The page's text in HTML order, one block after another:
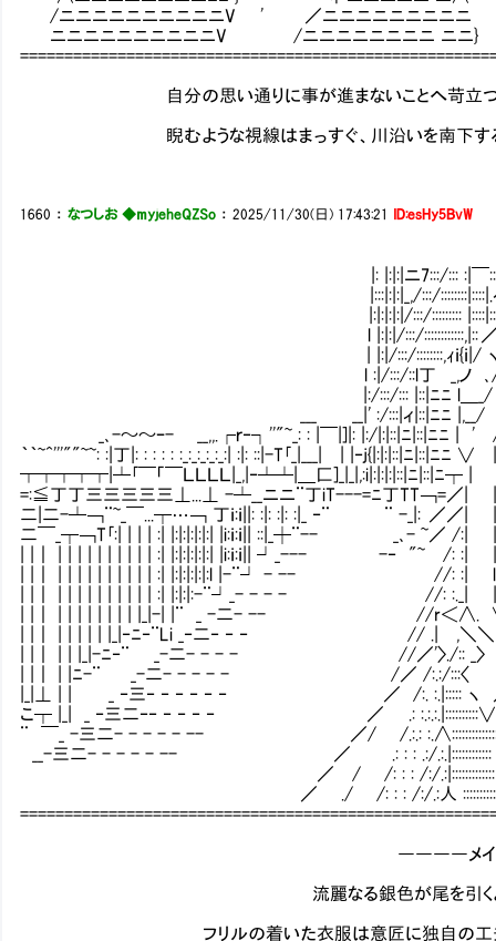
/ニニニニニニニニニニV ' ／ニニニニニニニニニ
ニニニニニニニニニニV /ニニニニニニニニ ニニ}
自分の思い通りに事が進まないことへ苛立つフェイ
睨むような視線はまっすぐ、川沿いを南下する。ゆ
1660 ：なつしお ◆myjeheQZSo ：2025/11/30(日) 17:43:21 ID:esHy5BvW
|: |:|:|ニ7:::/::: :|￣::|:／ニニニニ
|:::|:|:|_,/:::/::::::::|::::|.ｲ _､-～''l"~
|:|:|:|:|/:::/::::::::: |::::|:: ／ ＼ 〉
l |:|:|/:::/::::::::::::,|:: ／ ＞ "~ ／
| |:|/:::/::::::::,ｨｉ{ｉ|/ ヽ/ ／
l :|/:::/::l丁 _,ノ ､/ /／ ./
|:/:::/::: |::|ﾆﾆ l＿_/ / ,/
___ __|' :/:::|ィ|::|ﾆﾆ |,__/ /
_､-～～ｰ- __,,.┌ｒ‐┐''"~_: : |￣|]|: |:/|:|::|ﾆ|::|ﾆﾆ | '
｀｀~^'''""~~: :|丁|: : : : : :_:_:_:_:_:| :|: ::|-T｢_|___| |
┯┯┯┯┯|┴｢￣「￣ＬＬＬＬ|_,|‐┴┴|＿匚
=:≦丁丁三三三三三⊥...⊥ -┴__ニニ¨丁iT---=ﾆ丁TT￢=
二|二-┴￢¨~_￣...┬…￢ 丁ｉ:ｉ||: :|: :|: :|_
二￣_┬￢T｢:| | | | :| |:|:|:|:|:| |i:ｉ:ｉ|| ::|_┼¨-- _､- ~
| |｜ | | | | | | | | | | :| |:|:|:|:|:| |i:ｉ:ｉ|| ┘_--- -‐
| |｜ | | | | | | | | | | :| |:|:|:|:|:l |-¨┘ - -- //: :| l､
| |｜ | | | | | | | | | | :| |:|:|:-¨┘_- - - - //: :._| | ＼
| |｜ | | | | | | | | |_|-| |¨ _ -二- -- //r＜∧. ∨ｰ
| |｜ | | | | | |_|‐ﾆ‐¨Li _‐二‐ ‐ ‐ // .| ,＼
| |｜ | | |_|-ﾆ‐¨ _-二- - - - //／'〉./:: _〉
| |｜ | |ﾆ-¨ _-二- - - - - /／ /:.:/:::〈
|_|⊥ | | _ ‐三‐ ‐ ‐ ‐ ‐ ‐ ／ /:. :.|::::: ヽ ／
こ┬ |_| _ ‐三二‐‐ ‐ ‐ ‐ ‐ ／ .: :.:.:.|::::::::::∨'ヽ |
¨ ￣_ -三二- - - - - -- ／/ /.:.: :.∧:::::::::::::::::} | '/
__-三二- - - - - -- ／ .: : : .:/.:.|:::::::::::: 「 l '/
／ / /: : : /:/.:|::::::::::::: ＼| '/
／ ./ /: : : /:/.:人 ::::::::::::::: ＼ '/
――――メイドがい
流麗なる銀色が尾を引くように長く
フリルの着いた衣服は意匠に独自の工夫が見ら